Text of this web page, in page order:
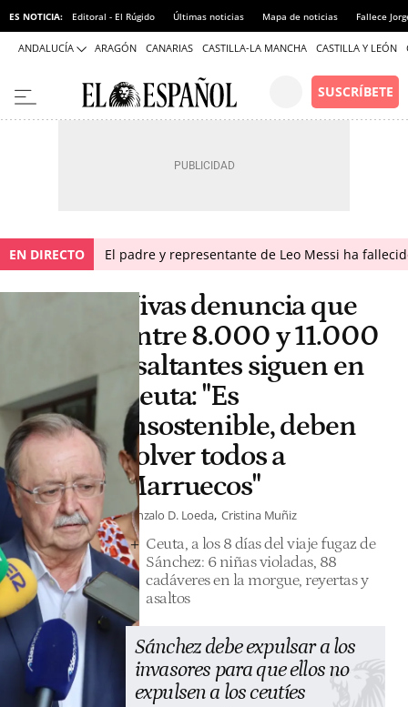
ES NOTICIA: Editoral - El Rúgido Últimas noticias Mapa de noticias Fallece
ANDALUCÍA ARAGÓN CANARIAS CASTILLA-LA MANCHA CASTILLA Y LEÓN
EN DIRECTO El padre y representante de Leo Messi ha
Vivas denuncia que
entre 8.000 y 11.000
asaltantes siguen en
Ceuta: "Es
insostenible, deben
volver todos a
Marruecos"
Gonzalo D. Loeda Cristina Muñiz
Ceuta, a los 8 días del viaje fugaz de
Sánchez: 6 niñas violadas, 88
cadáveres en la morgue, reyertas y
asaltos
Sánchez debe expulsar a los
invasores para que ellos no
expulsen a los ceutíes